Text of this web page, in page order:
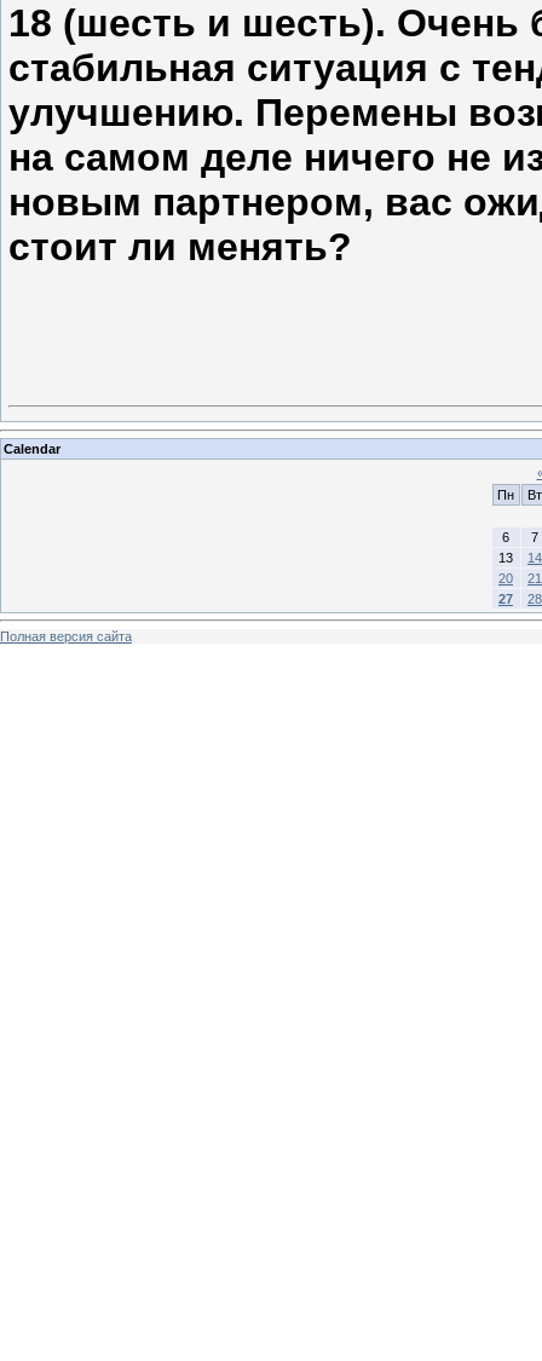
18 (шесть и шесть). Очень
стабильная ситуация с
улучшению. Перемены
на самом деле ничего не
новым партнером, вас
стоит ли менять?
Calendar
Пн
Вт
6
7
13
14
20
21
27
28
Полная версия сайта